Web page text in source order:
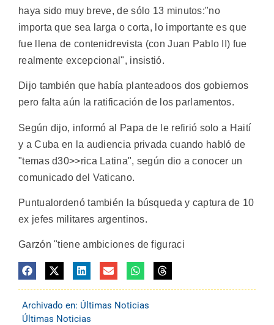
haya sido muy breve, de sólo 13 minutos:"no
importa que sea larga o corta, lo importante es que
fue llena de contenidrevista (con Juan Pablo II) fue
realmente excepcional", insistió.
Dijo también que había planteadoos dos gobiernos
pero falta aún la ratificación de los parlamentos.
Según dijo, informó al Papa de le refirió solo a Haití
y a Cuba en la audiencia privada cuando habló de
"temas d30>>rica Latina", según dio a conocer un
comunicado del Vaticano.
Puntualordenó también la búsqueda y captura de 10
ex jefes militares argentinos.
Garzón "tiene ambiciones de figuraci
Archivado en: Últimas Noticias
Últimas Noticias